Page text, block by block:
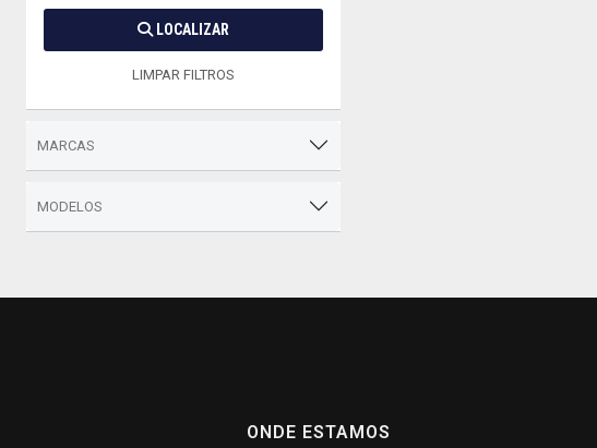
LOCALIZAR
LIMPAR FILTROS
MARCAS
MODELOS
ONDE ESTAMOS